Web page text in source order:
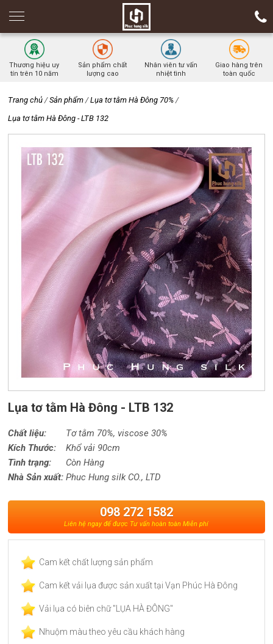
Thương hiệu uy
tín trên 10 năm
Sản phẩm chất
lượng cao
Nhân viên tư vấn
nhiệt tình
Giao hàng trên
toàn quốc
Trang chủ / Sản phẩm / Lụa tơ tằm Hà Đông 70% /
Lụa tơ tằm Hà Đông - LTB 132
Lụa tơ tằm Hà Đông - LTB 132
Chất liệu: Tơ tằm 70%, viscose30%
Kích Thước: Khổ vải 90cm
Tình trạng: Còn Hàng
Nhà Sản xuất: Phuc Hung silk CO., LTD
098 272 1582
Liên hệ ngay để được Tư vấn hoàn toàn Miễn phí
Cam kết chất lượng sản phẩm
Cam kết vải lụa được sản xuất tại Vạn Phúc Hà Đông
Vải lụa có biên chữ "LỤA HÀ ĐÔNG"
Nhuộm màu theo yêu cầu khách hàng